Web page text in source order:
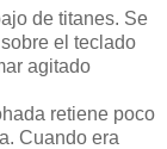
de titanes. Se
el teclado
agitado
retiene poco
Cuando era